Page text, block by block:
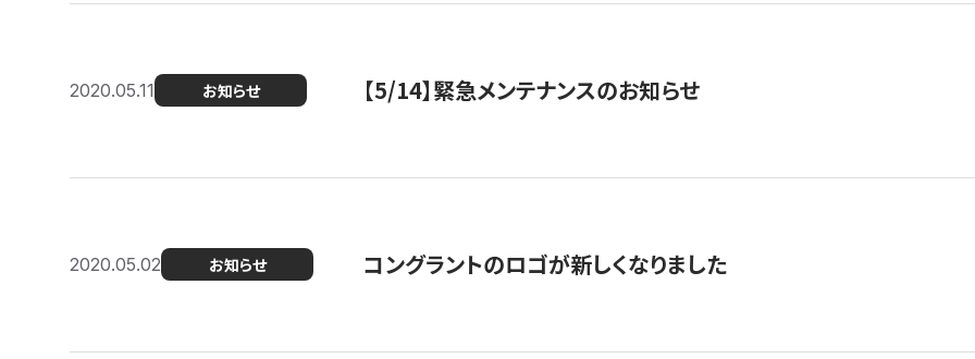
2020.05.11 お知らせ 【5/14】緊急メンテナンスのお知らせ
2020.05.02 お知らせ コングラントのロゴが新しくなりました